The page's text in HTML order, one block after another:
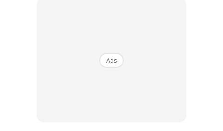
lusuh tersebut adalah menjadi seluar yang selesa dipakai
Ads